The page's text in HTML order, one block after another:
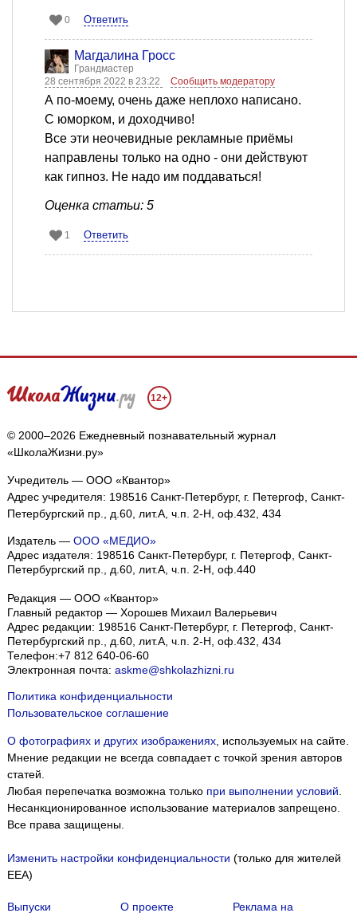
0 Ответить
Магдалина Гросс
Грандмастер
28 сентября 2022 в 23:22
Сообщить модератору
А по-моему, очень даже неплохо написано.
С юморком, и доходчиво!
Все эти неочевидные рекламные приёмы
направлены только на одно - они действуют
как гипноз. Не надо им поддаваться!
Оценка статьи: 5
1 Ответить
12+
© 2000–2026 Ежедневный познавательный журнал
«ШколаЖизни.ру»
Учредитель — ООО «Квантор»
Адрес учредителя: 198516 Санкт-Петербург, г. Петергоф, Санкт-
Петербургский пр., д.60, лит.А, ч.п. 2-Н, оф.432, 434
Издатель — ООО «МЕДИО»
Адрес издателя: 198516 Санкт-Петербург, г. Петергоф, Санкт-
Петербургский пр., д.60, лит.А, ч.п. 2-Н, оф.440
Редакция — ООО «Квантор»
Главный редактор — Хорошев Михаил Валерьевич
Адрес редакции: 198516 Санкт-Петербург, г. Петергоф, Санкт-
Петербургский пр., д.60, лит.А, ч.п. 2-Н, оф.432, 434
Телефон:+7 812 640-06-60
Электронная почта: askme@shkolazhizni.ru
Политика конфиденциальности
Пользовательское соглашение
О фотографиях и других изображениях, используемых на сайте.
Мнение редакции не всегда совпадает с точкой зрения авторов
статей.
Любая перепечатка возможна только при выполнении условий.
Несанкционированное использование материалов запрещено.
Все права защищены.
Изменить настройки конфиденциальности (только для жителей
EEA)
Выпуски О проекте Реклама на